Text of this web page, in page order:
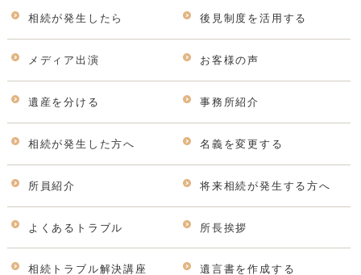
相続が発生したら 後見制度を活用する
メディア出演 お客様の声
遺産を分ける 事務所紹介
相続が発生した方へ 名義を変更する
所員紹介 将来相続が発生する方へ
よくあるトラブル 所長挨拶
相続トラブル解決講座 遺言書を作成する